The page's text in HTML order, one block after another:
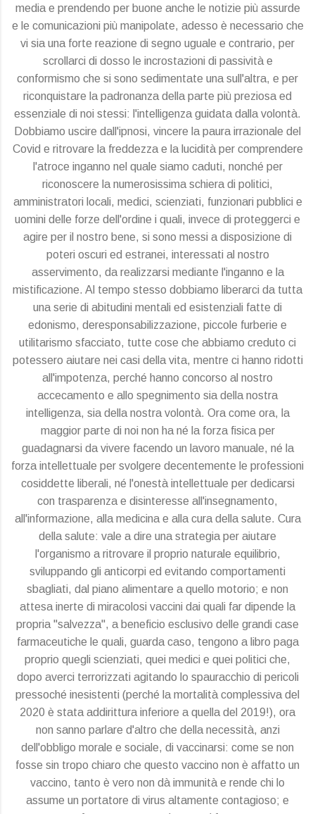
media e prendendo per buone anche le notizie più assurde
e le comunicazioni più manipolate, adesso è necessario che
vi sia una forte reazione di segno uguale e contrario, per
scrollarci di dosso le incrostazioni di passività e
conformismo che si sono sedimentate una sull'altra, e per
riconquistare la padronanza della parte più preziosa ed
essenziale di noi stessi: l'intelligenza guidata dalla volontà.
Dobbiamo uscire dall'ipnosi, vincere la paura irrazionale del
Covid e ritrovare la freddezza e la lucidità per comprendere
l'atroce inganno nel quale siamo caduti, nonché per
riconoscere la numerosissima schiera di politici,
amministratori locali, medici, scienziati, funzionari pubblici e
uomini delle forze dell'ordine i quali, invece di proteggerci e
agire per il nostro bene, si sono messi a disposizione di
poteri oscuri ed estranei, interessati al nostro
asservimento, da realizzarsi mediante l'inganno e la
mistificazione. Al tempo stesso dobbiamo liberarci da tutta
una serie di abitudini mentali ed esistenziali fatte di
edonismo, deresponsabilizzazione, piccole furberie e
utilitarismo sfacciato, tutte cose che abbiamo creduto ci
potessero aiutare nei casi della vita, mentre ci hanno ridotti
all'impotenza, perché hanno concorso al nostro
accecamento e allo spegnimento sia della nostra
intelligenza, sia della nostra volontà. Ora come ora, la
maggior parte di noi non ha né la forza fisica per
guadagnarsi da vivere facendo un lavoro manuale, né la
forza intellettuale per svolgere decentemente le professioni
cosiddette liberali, né l'onestà intellettuale per dedicarsi
con trasparenza e disinteresse all'insegnamento,
all'informazione, alla medicina e alla cura della salute. Cura
della salute: vale a dire una strategia per aiutare
l'organismo a ritrovare il proprio naturale equilibrio,
sviluppando gli anticorpi ed evitando comportamenti
sbagliati, dal piano alimentare a quello motorio; e non
attesa inerte di miracolosi vaccini dai quali far dipende la
propria "salvezza", a beneficio esclusivo delle grandi case
farmaceutiche le quali, guarda caso, tengono a libro paga
proprio quegli scienziati, quei medici e quei politici che,
dopo averci terrorizzati agitando lo spauracchio di pericoli
pressoché inesistenti (perché la mortalità complessiva del
2020 è stata addirittura inferiore a quella del 2019!), ora
non sanno parlare d'altro che della necessità, anzi
dell'obbligo morale e sociale, di vaccinarsi: come se non
fosse sin tropo chiaro che questo vaccino non è affatto un
vaccino, tanto è vero non dà immunità e rende chi lo
assume un portatore di virus altamente contagioso; e